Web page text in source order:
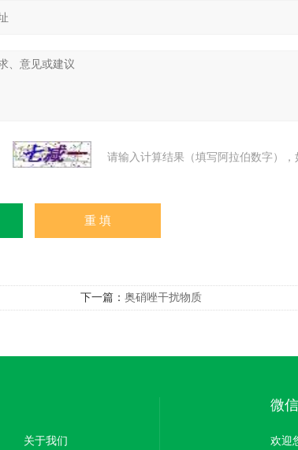
请输入计算结果（填写阿拉伯数字），
下一篇： 奥硝唑干扰物质
关于我们
微
欢迎